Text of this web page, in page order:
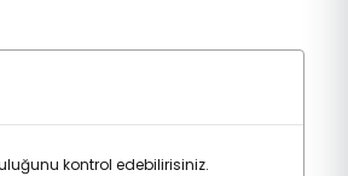
kontrol edebilirisiniz.